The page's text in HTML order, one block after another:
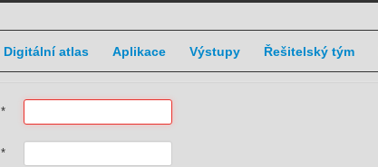
Digitální atlas Aplikace Výstupy Řešitelský tým
*
*